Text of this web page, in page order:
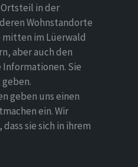
in der
Wohnstandorte
mitten im Lüerwald
aber auch den
Sie
geben uns einen
ein. Wir
sie sich in ihrem